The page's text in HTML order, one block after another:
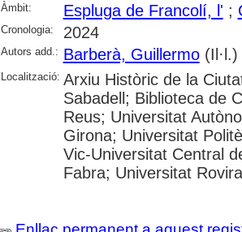
Àmbit: Espluga de Francolí, l' ;
Cronologia: 2024
Autors add.: Barberà, Guillermo(Il·l.)
Localització: Arxiu Històric de la
Sabadell; Biblioteca de
Reus; Universitat
Girona; Universitat
Vic-Universitat Central
Fabra; Universitat